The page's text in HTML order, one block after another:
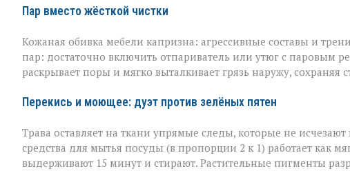
Пар вместо жёсткой чистки
Кожаная обивка мебели капризна: агрессивные составы и
пар: достаточно включить отпариватель или утюг с паровым
раскрывает поры и мягко выталкивает грязь наружу, сохраняя
Перекись и моющее: дуэт против зелёных пятен
Трава оставляет на ткани упрямые следы, которые не
средства для мытья посуды (в пропорции 2 к 1) работает как
выдерживают 15 минут и стирают. Растительные пигменты